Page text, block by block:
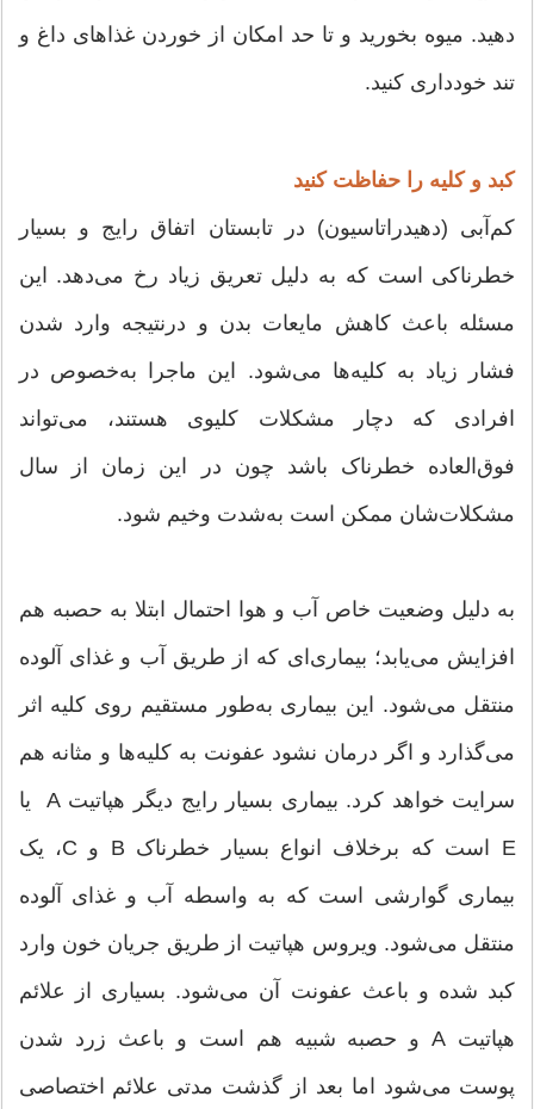
دهید. میوه بخورید و تا حد امکان از خوردن غذاهای داغ و
تند خودداری کنید.
کبد و کلیه را حفاظت کنید
کم‌آبی (دهیدراتاسیون) در تابستان اتفاق رایج و بسیار
خطرناکی است که به دلیل تعریق زیاد رخ می‌دهد. این
مسئله باعث کاهش مایعات بدن و درنتیجه وارد شدن
فشار زیاد به کلیه‌ها می‌شود. این ماجرا به‌خصوص در
افرادی که دچار مشکلات کلیوی هستند، می‌تواند
فوق‌العاده خطرناک باشد چون در این زمان از سال
مشکلات‌شان ممکن است به‌شدت وخیم شود.
به دلیل وضعیت خاص آب و هوا احتمال ابتلا به حصبه هم
افزایش می‌یابد؛ بیماری‌ای که از طریق آب و غذای آلوده
منتقل می‌شود. این بیماری به‌طور مستقیم روی کلیه اثر
می‌گذارد و اگر درمان نشود عفونت به کلیه‌ها و مثانه هم
سرایت خواهد کرد. بیماری بسیار رایج دیگر هپاتیت A یا
E است که برخلاف انواع بسیار خطرناک B و C، یک
بیماری گوارشی است که به واسطه آب و غذای آلوده
منتقل می‌شود. ویروس هپاتیت از طریق جریان خون وارد
کبد شده و باعث عفونت آن می‌شود. بسیاری از علائم
هپاتیت A و حصبه شبیه هم است و باعث زرد شدن
پوست می‌شود اما بعد از گذشت مدتی علائم اختصاصی